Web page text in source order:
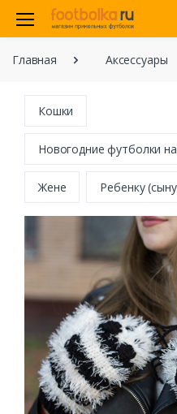
Главная Аксессуары
Кошки
Новогодние футболки
Жене Ребенку